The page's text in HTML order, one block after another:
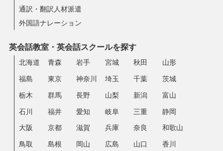
通訳・翻訳人材派遣
外国語ナレーション
英会話教室・英会話スクールを探す
北海道 青森 岩手 宮城 秋田 山形
福島 東京 神奈川 埼玉 千葉 茨城
栃木 群馬 長野 山梨 新潟 富山
石川 福井 愛知 岐阜 三重 静岡
大阪 京都 滋賀 兵庫 奈良 和歌山
鳥取 島根 岡山 広島 山口 香川